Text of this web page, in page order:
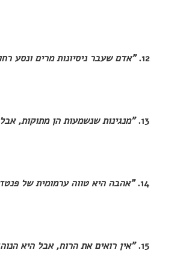
12. "אדם שעבר ניסיונות מרים ונסע
13. "מנגינות שנשמעות הן מתוקות,
14. "אהבה היא טווה ערמומית של
15. "אין רואים את הרוח, אבל היא